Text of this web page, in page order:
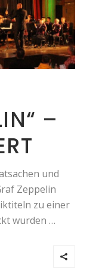
–
und
Zeppelin
zu einer
wurden …